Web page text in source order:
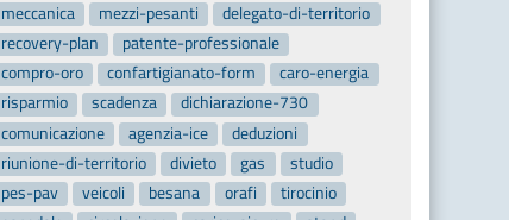
meccanica
mezzi-pesanti
delegato-di-territorio
recovery-plan
patente-professionale
compro-oro
confartigianato-form
caro-energia
risparmio
scadenza
dichiarazione-730
comunicazione
agenzia-ice
deduzioni
riunione-di-territorio
divieto gas
studio
pes-pav
veicoli besana orafi
tirocinio